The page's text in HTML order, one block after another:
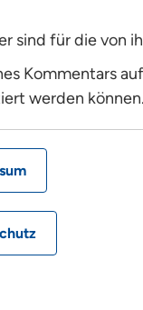
sind für die
Kommentars
werden können.